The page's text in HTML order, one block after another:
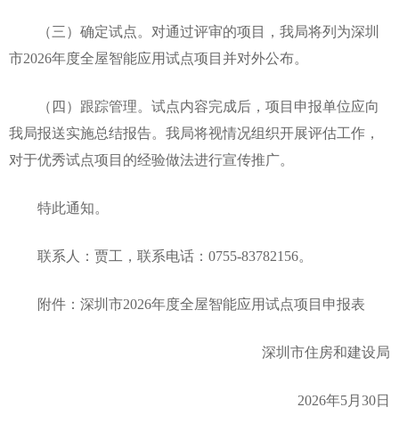
（三）确定试点。对通过评审的项目，我局将列为深圳
市2026年度全屋智能应用试点项目并对外公布。
（四）跟踪管理。试点内容完成后，项目申报单位应向
我局报送实施总结报告。我局将视情况组织开展评估工作，
对于优秀试点项目的经验做法进行宣传推广。
特此通知。
联系人：贾工，联系电话：0755-83782156。
附件：深圳市2026年度全屋智能应用试点项目申报表
深圳市住房和建设局
2026年5月30日